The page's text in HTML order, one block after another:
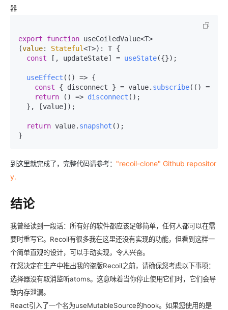
器
export function useCoiledValue<T>
(value: Stateful<T>): T {
const [, updateState] = useState({});
useEffect ( () => {
const { disconnect } = value. subscribe( () =>
return
() => disconnect ();
}, [value]);
return value. snapshot ();
}
到这里就完成了，完整代码请参考： "recoil-clone" Github repositor
y.
结论
我曾经读到一段话：所有好的软件都应该足够简单，任何人都可以在需
要时重写它。Recoil有很多我在这里还没有实现的功能，但看到这样一
个简单直观的设计，可以手动实现，令人兴奋。
在您决定在生产中推出我的盗版Recoil之前，请确保您考虑以下事项：
选择器没有取消监听atoms。这意味着当你停止使用它们时，它们会导
致内存泄漏。
React引入了一个名为useMutableSource的hook。如果您使用的是